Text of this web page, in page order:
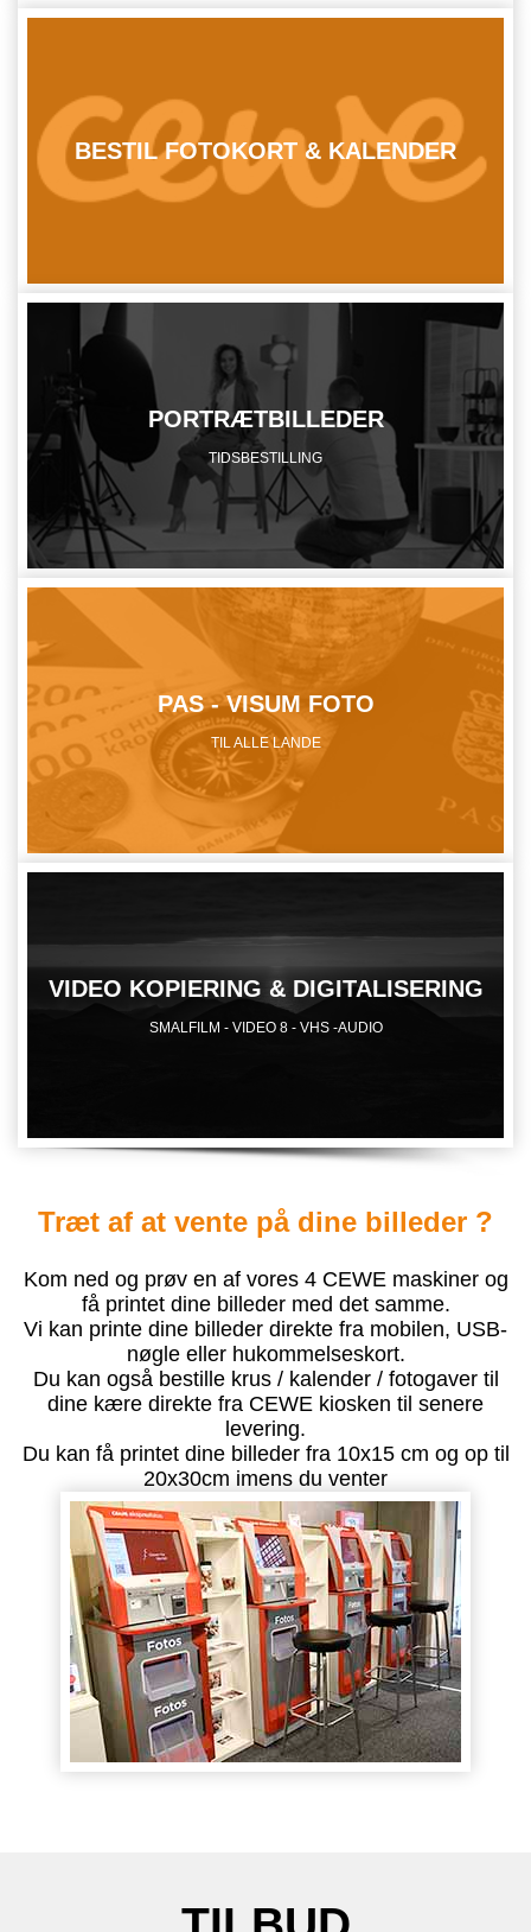
BESTIL FOTOKORT & KALENDER
PORTRÆTBILLEDER
TIDSBESTILLING
PAS - VISUM FOTO
TIL ALLE LANDE
VIDEO KOPIERING & DIGITALISERING
SMALFILM - VIDEO 8 - VHS -AUDIO
Træt af at vente på dine billeder ?
Kom ned og prøv en af vores 4 CEWE maskiner og
få printet dine billeder med det samme.
Vi kan printe dine billeder direkte fra mobilen, USB-
nøgle eller hukommelseskort.
Du kan også bestille krus / kalender / fotogaver til
dine kære direkte fra CEWE kiosken til senere
levering.
Du kan få printet dine billeder fra 10x15 cm og op til
20x30cm imens du venter